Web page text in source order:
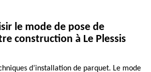
le mode de pose de
construction à Le Plessis
d’installation de parquet. Le mode